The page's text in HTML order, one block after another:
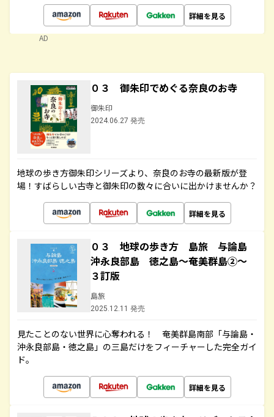
詳細を見る
AD
０３ 御朱印でめぐる奈良のお寺
御朱印
2024.06.27 発売
地球の歩き方御朱印シリーズより、奈良のお寺の最新版が登
場！すばらしい古寺と御朱印の数々に合いに出かけませんか？
詳細を見る
０３ 地球の歩き方 島旅 与論島
沖永良部島 徳之島～奄美群島②～
３訂版
島旅
2025.12.11 発売
見たことのない世界に心奪われる！ 奄美群島南部「与論島・
沖永良部島・徳之島」の三島だけをフィーチャーした完全ガイ
ド。
詳細を見る